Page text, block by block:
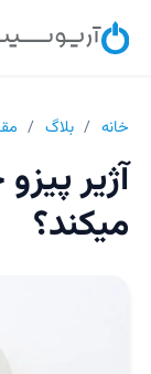
خانه / بلاگ /
آژیر
میکند؟